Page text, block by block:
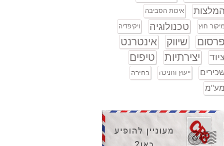
המלצות איכות הסביבה
מיקור חוץ טכנולוגיה ויקיפדיה
פרסום שיווק אינטרנט
יצירתיות טיפים
ייעוץ וחניכה בחירה
מע"מ